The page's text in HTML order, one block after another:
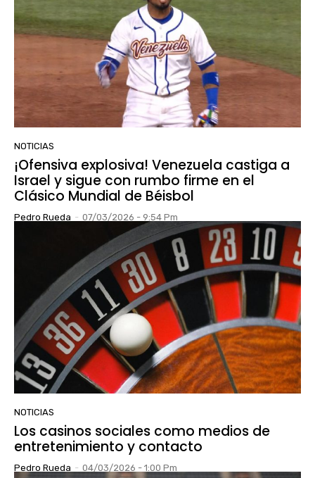
NOTICIAS
¡Ofensiva explosiva! Venezuela castiga a
Israel y sigue con rumbo firme en el
Clásico Mundial de Béisbol
Pedro Rueda - 07/03/2026 - 9:54 Pm
NOTICIAS
Los casinos sociales como medios de
entretenimiento y contacto
Pedro Rueda - 04/03/2026 - 1:00 Pm